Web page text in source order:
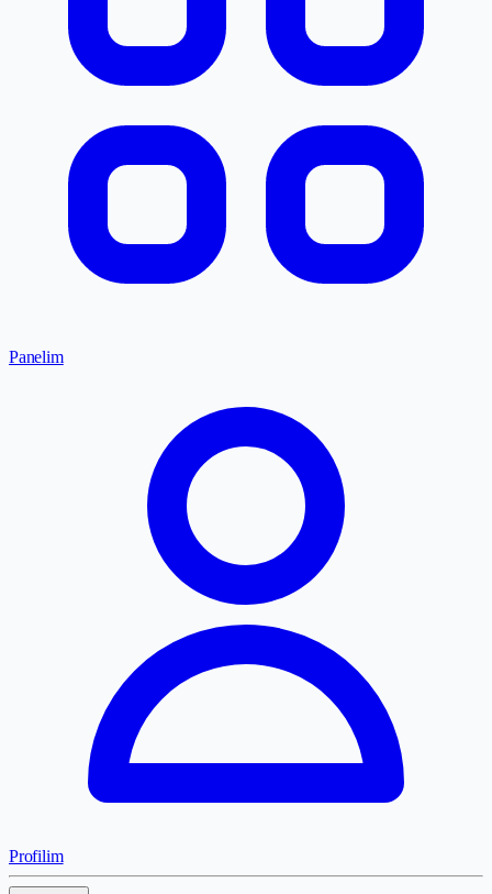
Panelim
Profilim